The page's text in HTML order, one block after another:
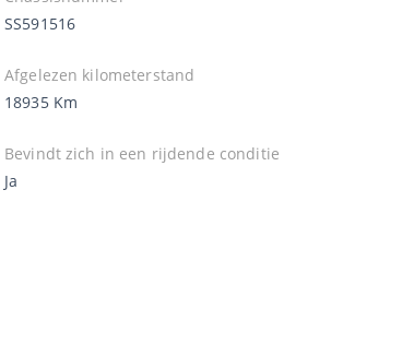
SS591516
Afgelezen kilometerstand
18935 Km
Bevindt zich in een rijdende conditie
Ja